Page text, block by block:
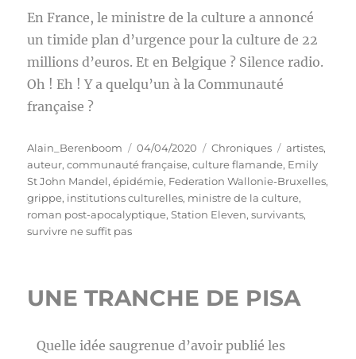
En France, le ministre de la culture a annoncé
un timide plan d’urgence pour la culture de 22
millions d’euros. Et en Belgique ? Silence radio.
Oh ! Eh ! Y a quelqu’un à la Communauté
française ?
Auteur
Alain_Berenboom
Publié
le
04/04/2020 Catégories
Chroniques Étiquettes
artistes,
auteur,communauté française,culture flamande, Emily
St John Mandel,épidémie, Federation Wallonie-Bruxelles,
grippe, institutions culturelles, ministre de la culture,
roman post-apocalyptique,Station Eleven,survivants,
survivre ne suffit pas
UNE TRANCHE DE PISA
Quelle idée saugrenue d’avoir publié les